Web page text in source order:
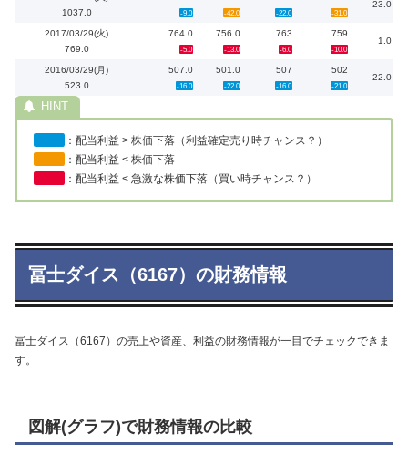
1037.0
-9.0 -42.0 -22.0 -31.0
23.0
2017/03/29(火)
769.0
764.0
-5.0
756.0
-13.0
763
-6.0
759
-10.0
1.0
2016/03/29(月)
523.0
507.0
-16.0
501.0
-22.0
507
-16.0
502
-21.0
22.0
：配当利益 > 株価下落（利益確定売り時チャンス？）
：配当利益 < 株価下落
：配当利益 < 急激な株価下落（買い時チャンス？）
冨士ダイス（6167）の財務情報
冨士ダイス（6167）の売上や資産、利益の財務情報が一目でチェックできま
す。
図解(グラフ)で財務情報の比較